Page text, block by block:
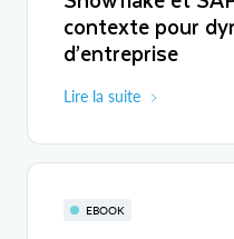
contexte pour
d’entreprise
Lire la suite
EBOOK